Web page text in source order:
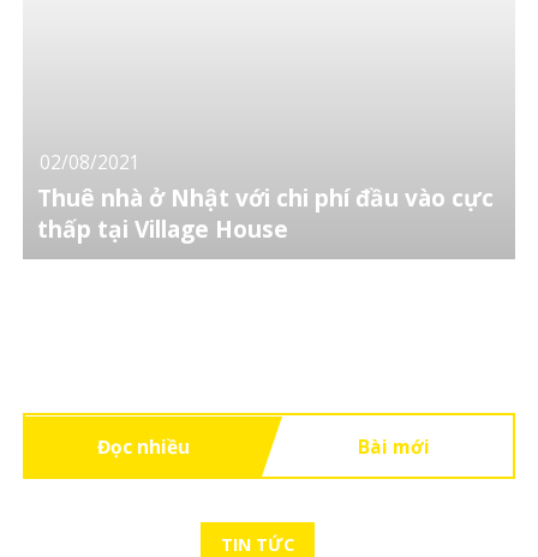
02/08/2021
Thuê nhà ở Nhật với chi phí đầu vào cực
thấp tại Village House
Đọc nhiều Bài mới
TIN TỨC